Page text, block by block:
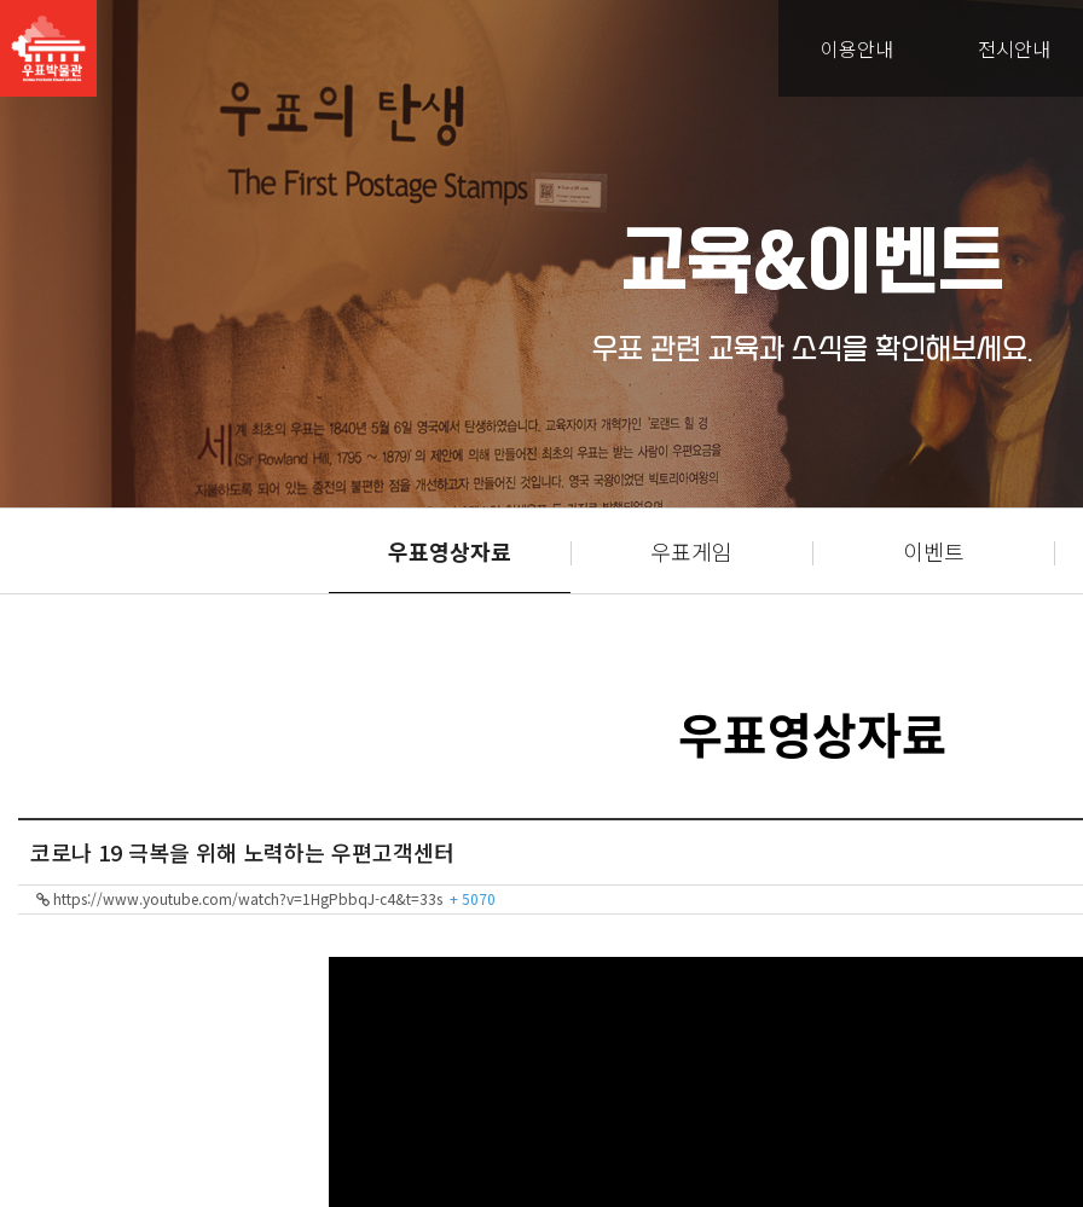
이용안내 전시안내
교육&이벤트
우표 관련 교육과 소식을 확인해보세요.
우표영상자료 우표게임 이벤트
우표영상자료
코로나 19 극복을 위해 노력하는 우편고객센터
https://www.youtube.com/watch?v=1HgPbbqJ-c4&t=33s + 5070